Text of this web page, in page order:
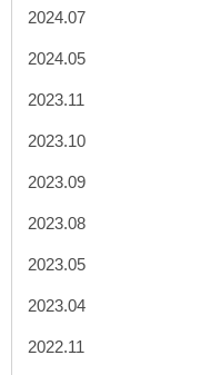
2024.07
2024.05
2023.11
2023.10
2023.09
2023.08
2023.05
2023.04
2022.11